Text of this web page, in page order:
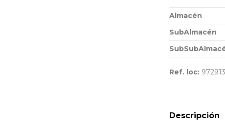
Almacén
SubAlmacén
Ref. loc: 972913
Descripción